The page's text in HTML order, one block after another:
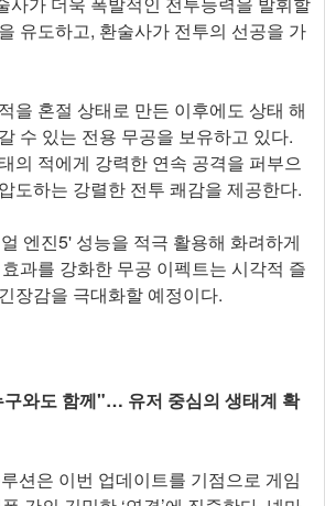
유도하고, 환술사가 전투의 선공을 가
을 혼절 상태로 만든 이후에도 상태 해
수 있는 전용 무공을 보유하고 있다.
의 적에게 강력한 연속 공격을 퍼부으
도하는 강렬한 전투 쾌감을 제공한다.
엔진5' 성능을 적극 활용해 화려하게
과를 강화한 무공 이펙트는 시각적 즐
장감을 극대화할 예정이다.
구와도 함께"… 유저 중심의 생태계 확
션은 이번 업데이트를 기점으로 게임